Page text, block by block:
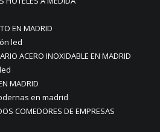
EN MADRID
led
ACERO INOXIDABLE EN MADRID
MADRID
en madrid
COMEDORES DE EMPRESAS